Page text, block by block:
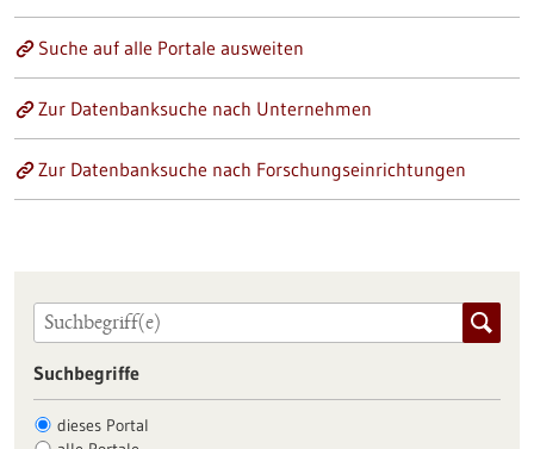
Suche auf alle Portale ausweiten
Zur Datenbanksuche nach Unternehmen
Zur Datenbanksuche nach Forschungseinrichtungen
Suchbegriffe
dieses Portal